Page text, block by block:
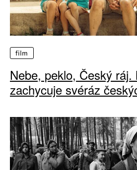
film
Nebe, peklo, Český ráj.
zachycuje svéráz